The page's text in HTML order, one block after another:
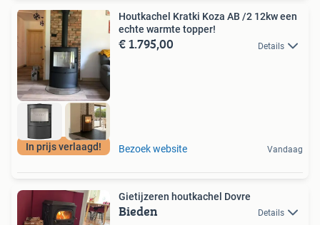
In prijs verlaagd!
Houtkachel Kratki Koza AB /2 12kw een
echte warmte topper!
€ 1.795,00 Details
Bezoek website Vandaag
Gietijzeren houtkachel Dovre
Bieden Details